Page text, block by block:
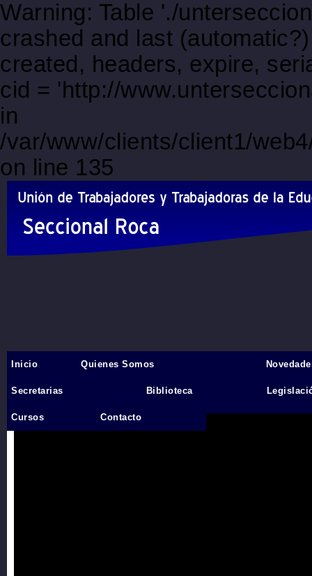
Warning: Table './
crashed and last
created, headers, expire,
cid = 'http://
in
/var/www/clients/client1/
on line 135
Inicio
Inicio Quienes Somos
Secretarias Biblioteca
Cursos Contacto